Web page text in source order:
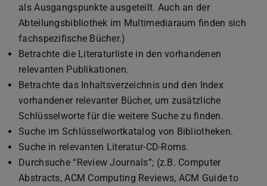
als Ausgangspunkte ausgeteilt. Auch an der
Abteilungsbibliothek im Multimediaraum finden sich
fachspezifische Bücher.)
Betrachte die Literaturliste in den vorhandenen
relevanten Publikationen.
Betrachte das Inhaltsverzeichnis und den Index
vorhandener relevanter Bücher, um zusätzliche
Schlüsselworte für die weitere Suche zu finden.
Suche im Schlüsselwortkatalog von Bibliotheken.
Suche in relevanten Literatur-CD-Roms.
Durchsuche “Review Journals”; (z.B. Computer
Abstracts, ACM Computing Reviews, ACM Guide to